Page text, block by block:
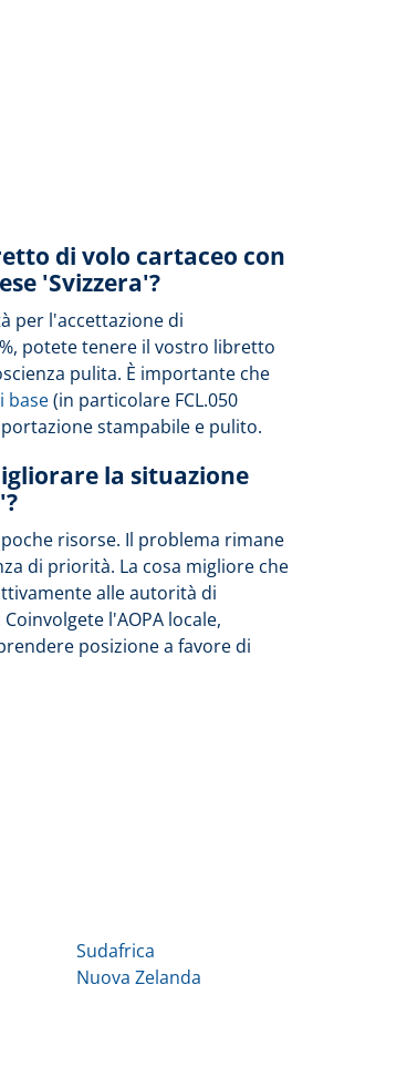
di volo cartaceo con
'Svizzera'?
per l'accettazione di
potete tenere il vostro libretto
pulita. È importante che
base(in particolare FCL.050
stampabile e pulito.
la situazione
risorse. Il problema rimane
di priorità. La cosa migliore che
alle autorità di
l'AOPA locale,
posizione a favore di
Sudafrica
Nuova Zelanda